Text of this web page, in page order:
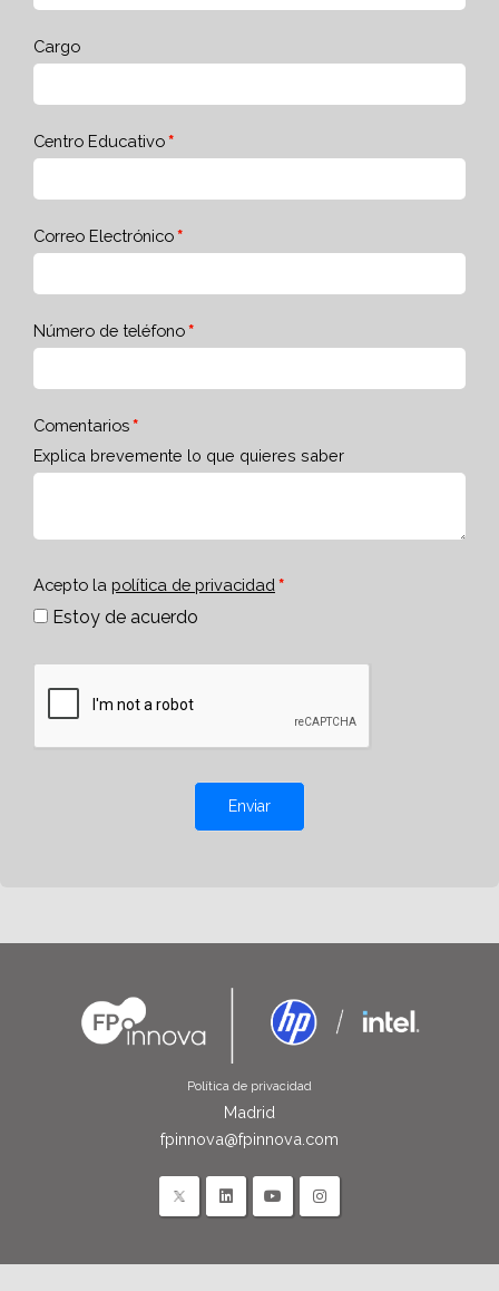
Cargo
Centro Educativo
Correo Electrónico
Número de teléfono
Comentarios
Explica brevemente lo que quieres saber
Acepto la política de privacidad
Estoy de acuerdo
Enviar
Política de privacidad
Madrid
fpinnova@fpinnova.com